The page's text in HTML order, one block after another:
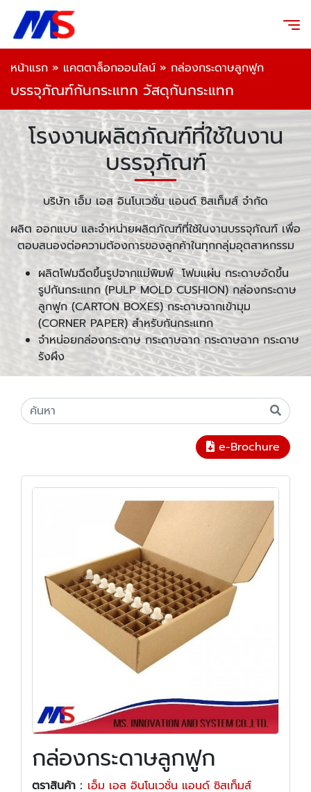
หน้าแรก » แคตตาล็อกออนไลน์ » กล่องกระดาษลูกฟูก
บรรจุภัณฑ์กันกระแทก วัสดุกันกระแทก
โรงงานผลิตภัณฑ์ที่ใช้ในงาน
บรรจุภัณฑ์
บริษัท เอ็ม เอส อินโนเวชั่น แอนด์ ซิสเท็มส์ จำกัด
ผลิต ออกแบบ และจำหน่ายผลิตภัณฑ์ที่ใช้ในงานบรรจุภัณฑ์ เพื่อ
ตอบสนองต่อความต้องการของลูกค้าในทุกกลุ่มอุตสาหกรรม
ผลิตโฟมฉีดขึ้นรูปจากแม่พิมพ์ โฟมแผ่น กระดาษอัดขึ้น
รูปกันกระแทก (PULP MOLD CUSHION) กล่องกระดาษ
ลูกฟูก (CARTON BOXES) กระดาษฉากเข้ามุม
(CORNER PAPER) สำหรับกันกระแทก
จำหน่อยกล่องกระดาษ กระดาษฉาก กระดาษฉาก กระดาษ
รังผึง
e-Brochure
กล่องกระดาษลูกฟูก
ตราสินค้า : เอ็ม เอส อินโนเวชั่น แอนด์ ซิสเท็มส์